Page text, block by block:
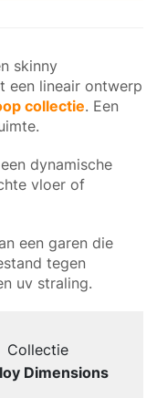
skinny
een lineair ontwerp
collectie. Een
dynamische
vloer of
een garen die
tegen
uv straling.
Collectie
Dimensions